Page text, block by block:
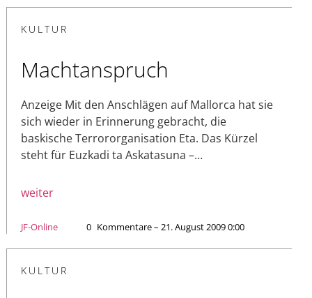
KULTUR
Machtanspruch
Anzeige Mit den Anschlägen auf Mallorca hat sie
sich wieder in Erinnerung gebracht, die
baskische Terrororganisation Eta. Das Kürzel
steht für Euzkadi ta Askatasuna –…
weiter
JF-Online 0 Kommentare – 21. August 2009 0:00
KULTUR